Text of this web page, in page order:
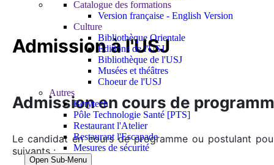
Catalogue des formations
Version française - English Version
Culture
Bibliothèque Orientale
Éditions de l'USJ
Bibliothèque de l'USJ
Musées et théâtres
Choeur de l'USJ
Autres
Berytech
Pôle Technologie Santé [PTS]
Restaurant l'Atelier
Restaurant l'Escapade
Mesures de sécurité
Open Sub-Menu
Admission à l'USJ
Admission en cours de
Le candidat en cours de programme ou postulant
suivants :